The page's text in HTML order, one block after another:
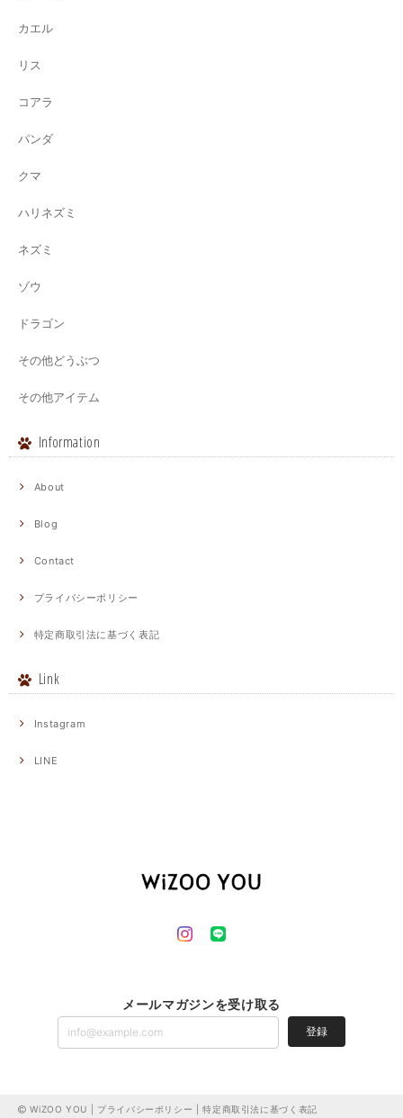
カエル
リス
コアラ
パンダ
クマ
ハリネズミ
ネズミ
ゾウ
ドラゴン
その他どうぶつ
その他アイテム
Information
About
Blog
Contact
プライバシーポリシー
特定商取引法に基づく表記
Link
Instagram
LINE
メールマガジンを受け取る
登録
WiZOO YOU | プライバシーポリシー |特定商取引法に基づく表記